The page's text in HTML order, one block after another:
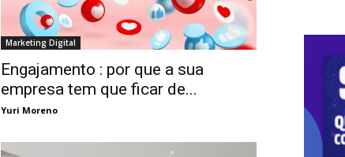
Marketing Digital
Engajamento : por que a sua
empresa tem que ficar de...
Yuri Moreno